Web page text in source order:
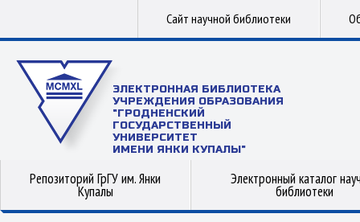
Сайт научной библиотеки
ЭЛЕКТРОННАЯ БИБЛИОТЕКА
УЧРЕЖДЕНИЯ ОБРАЗОВАНИЯ
"ГРОДНЕНСКИЙ
ГОСУДАРСТВЕННЫЙ
УНИВЕРСИТЕТ
ИМЕНИ ЯНКИ КУПАЛЫ"
Репозиторий ГрГУ им. Янки
Купалы
Электронный каталог
библиотеки